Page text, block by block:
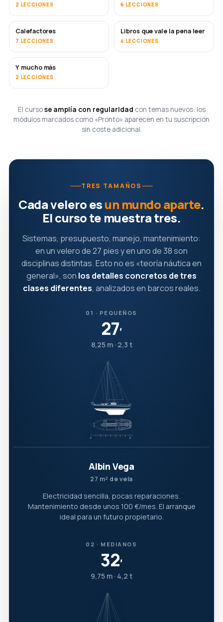
2 LECCIONES 6 LECCIONES
PRONTO
Calefactores
7 LECCIONES
PRONTO
Libros que vale la pena leer
4 LECCIONES
PRONTO
Y mucho más
2 LECCIONES
El cursose amplía con regularidad con temas nuevos: los
módulos marcados como «Pronto» aparecen en tu suscripción
sin coste adicional.
TRES TAMAÑOS
Cada velero esun mundo aparte.
El curso te muestra tres.
Sistemas, presupuesto, manejo, mantenimiento:
en un velero de 27 pies y en uno de 38 son
disciplinas distintas. Esto no es «teoría náutica en
general», son los detalles concretos de tres
clases diferentes, analizados en barcos reales.
01 · PEQUEÑOS
27′
8,25 m · 2,3 t
Albin Vega
27 m² de vela
Electricidad sencilla, pocas reparaciones.
Mantenimiento desde unos 100 €/mes. El arranque
ideal para un futuro propietario.
02 · MEDIANOS
32′
9,75 m · 4,2 t